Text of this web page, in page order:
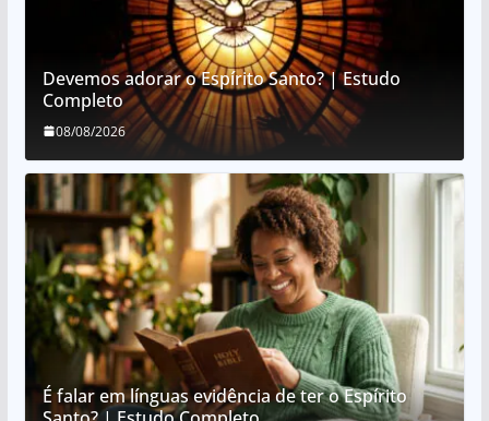
Devemos adorar o Espírito Santo? | Estudo
Completo
08/08/2026
É falar em línguas evidência de ter o Espírito